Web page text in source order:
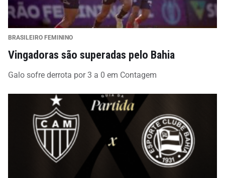
BRASILEIRO FEMININO
Vingadoras são superadas pelo Bahia
Galo sofre derrota por 3 a 0 em Contagem